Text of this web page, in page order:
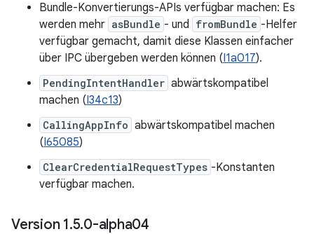
Bundle-Konvertierungs-APIs verfügbar machen: Es
werden mehr asBundle - und fromBundle -Helfer
verfügbar gemacht, damit diese Klassen einfacher
über IPC übergeben werden können (I1a017).
PendingIntentHandler abwärtskompatibel
machen (I34c13)
CallingAppInfo abwärtskompatibel machen
(I65085)
ClearCredentialRequestTypes -Konstanten
verfügbar machen.
Version 1.5.0-alpha04